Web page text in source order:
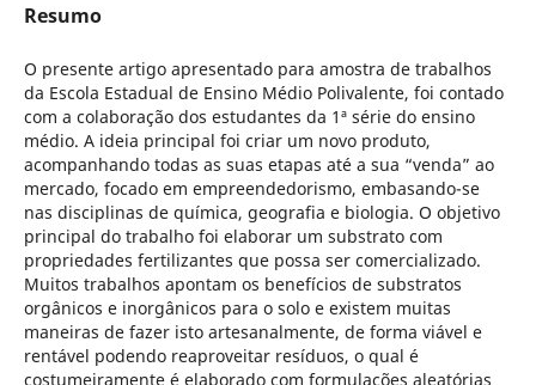
Resumo
O presente artigo apresentado para amostra de trabalhos
da Escola Estadual de Ensino Médio Polivalente, foi contado
com a colaboração dos estudantes da 1ª série do ensino
médio. A ideia principal foi criar um novo produto,
acompanhando todas as suas etapas até a sua “venda” ao
mercado, focado em empreendedorismo, embasando-se
nas disciplinas de química, geografia e biologia. O objetivo
principal do trabalho foi elaborar um substrato com
propriedades fertilizantes que possa ser comercializado.
Muitos trabalhos apontam os benefícios de substratos
orgânicos e inorgânicos para o solo e existem muitas
maneiras de fazer isto artesanalmente, de forma viável e
rentável podendo reaproveitar resíduos, o qual é
costumeiramente é elaborado com formulações aleatórias